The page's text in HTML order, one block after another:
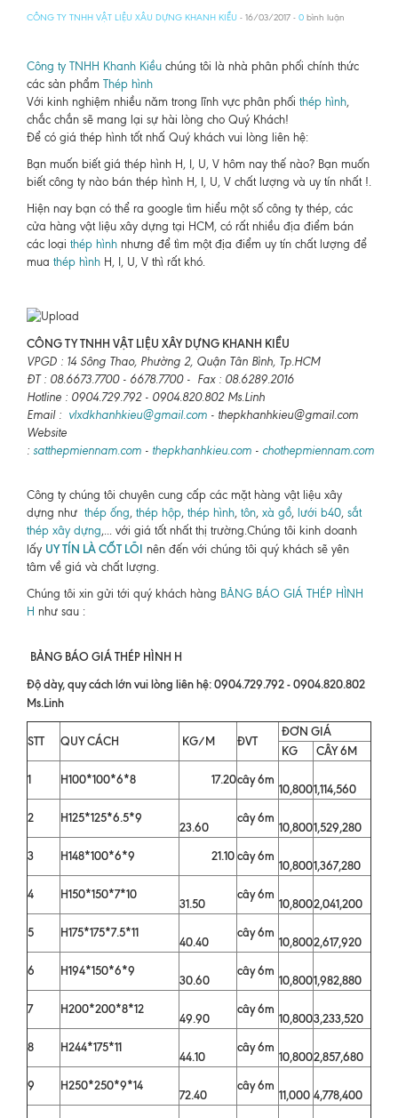
CÔNG TY TNHH VẬT LIỆU XÂU DỰNG KHANH KIỀU - 16/03/2017 - 0 bình luận
Công ty TNHH Khanh Kiều chúng tôi là nhà phân phối chính thức
các sản phẩm Thép hình
Với kinh nghiệm nhiều năm trong lĩnh vực phân phối thép hình,
chắc chắn sẽ mang lại sự hài lòng cho Quý Khách!
Để có giá thép hình tốt nhấ Quý khách vui lòng liên hệ:
Bạn muốn biết giá thép hình H, I, U, V hôm nay thế nào? Bạn muốn
biết công ty nào bán thép hình H, I, U, V chất lượng và uy tín nhất !.
Hiện nay bạn có thể ra google tìm hiểu một số công ty thép, các
cửa hàng vật liệu xây dựng tại HCM, có rất nhiều địa điểm bán
các loại thép hình nhưng để tìm một địa điểm uy tín chất lượng để
mua thép hình H, I, U, V thì rất khó.
CÔNG TY TNHH VẬT LIỆU XÂY DỰNG KHANH KIỀU
VPGD : 14 Sông Thao, Phường 2, Quận Tân Bình, Tp.HCM
ĐT : 08.6673.7700 - 6678.7700 - Fax : 08.6289.2016
Hotline : 0904.729.792 - 0904.820.802 Ms.Linh
Email : vlxdkhanhkieu@gmail.com - thepkhanhkieu@gmail.com
Website
: satthepmiennam.com - thepkhanhkieu.com - chothepmiennam.com
Công ty chúng tôi chuyên cung cấp các mặt hàng vật liệu xây
dựng như thép ống, thép hộp, thép hình, tôn, xà gồ, lưới b40, sắt
thép xây dựng,... với giá tốt nhất thị trường.Chúng tôi kinh doanh
lấy UY TÍN LÀ CỐT LÕI nên đến với chúng tôi quý khách sẽ yên
tâm về giá và chất lượng.
Chúng tôi xin gửi tới quý khách hàng BẢNG BÁO GIÁ THÉP HÌNH
H như sau :
BẢNG BÁO GIÁ THÉP HÌNH H
Độ dày, quy cách lớn vui lòng liên hệ: 0904.729.792 - 0904.820.802
Ms.Linh
STT QUY CÁCH KG/M ĐVT
ĐƠN GIÁ
KG
CÂY 6M
1
H100*100*6*8 17.20cây 6m
10,8001,114,560
2
H125*125*6.5*9
23.60
cây 6m
10,8001,529,280
3
H148*100*6*9 21.10cây 6m
10,8001,367,280
4
H150*150*7*10
31.50
cây 6m
10,8002,041,200
5
H175*175*7.5*11
40.40
cây 6m
10,8002,617,920
6
H194*150*6*9
30.60
cây 6m
10,8001,982,880
7
H200*200*8*12
49.90
cây 6m
10,8003,233,520
8
H244*175*11
44.10
cây 6m
10,8002,857,680
9
H250*250*9*14
72.40
cây 6m
11,000 4,778,400